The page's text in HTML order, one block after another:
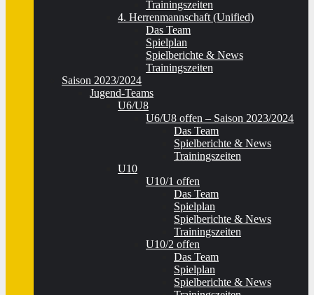
Trainingszeiten
4. Herrenmannschaft (Unified)
Das Team
Spielplan
Spielberichte & News
Trainingszeiten
Saison 2023/2024
Jugend-Teams
U6/U8
U6/U8 offen – Saison 2023/2024
Das Team
Spielberichte & News
Trainingszeiten
U10
U10/1 offen
Das Team
Spielplan
Spielberichte & News
Trainingszeiten
U10/2 offen
Das Team
Spielplan
Spielberichte & News